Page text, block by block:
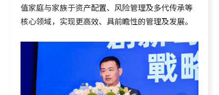
值家庭与家族于资产配置、风险管理及多代传承等
核心领域，实现更高效、具前瞻性的管理及发展。